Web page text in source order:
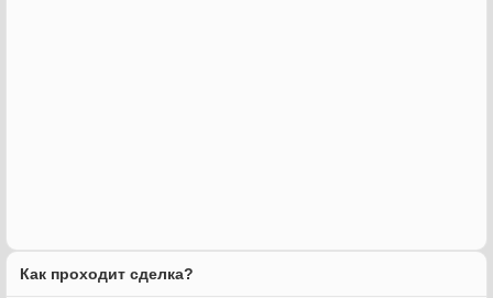
Как проходит сделка?